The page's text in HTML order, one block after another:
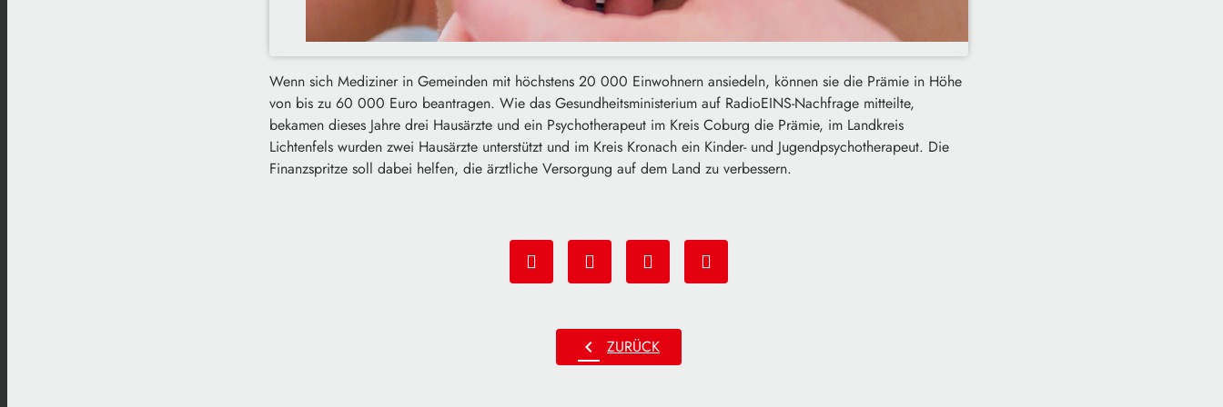
Wenn sich Mediziner in Gemeinden mit höchstens 20 000 Einwohnern ansiedeln, können sie die Prämie in Höhe
von bis zu 60 000 Euro beantragen. Wie das Gesundheitsministerium auf RadioEINS-Nachfrage mitteilte,
bekamen dieses Jahre drei Hausärzte und ein Psychotherapeut im Kreis Coburg die Prämie, im Landkreis
Lichtenfels wurden zwei Hausärzte unterstützt und im Kreis Kronach ein Kinder- und Jugendpsychotherapeut. Die
Finanzspritze soll dabei helfen, die ärztliche Versorgung auf dem Land zu verbessern.
chevron_left ZURÜCK